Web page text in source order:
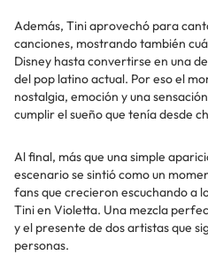
Además, Tini aprovechó para
canciones, mostrando también
Disney hasta convertirse en una
del pop latino actual. Por eso el
nostalgia, emoción y una
cumplir el sueño que tenía desde
Al final, más que una simple
escenario se sintió como un
fans que crecieron escuchando a
Tini en Violetta. Una mezcla
y el presente de dos artistas que
personas.